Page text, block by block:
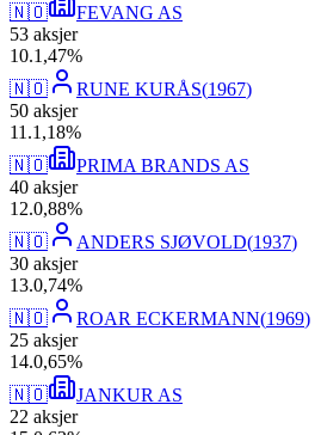
🇳🇴
FEVANG AS
53 aksjer
10.1,47%
🇳🇴
RUNE KURÅS(1967)
50 aksjer
11 .1,18%
🇳🇴
PRIMA BRANDS AS
40 aksjer
12.0,88%
🇳🇴
ANDERS SJØVOLD(1937)
30 aksjer
13.0,74%
🇳🇴
ROAR ECKERMANN(1969)
25 aksjer
14.0,65%
🇳🇴
JANKUR AS
22 aksjer